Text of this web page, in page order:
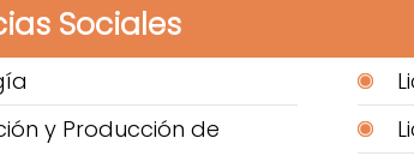
Sociales
y Producción de